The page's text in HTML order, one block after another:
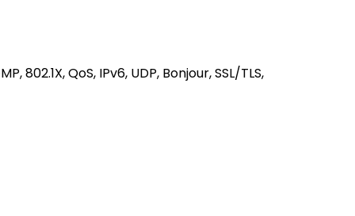
802.1X, QoS, IPv6, UDP, Bonjour, SSL/TLS,